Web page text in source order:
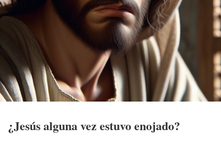
¿Jesúsalguna vez estuvo enojado?